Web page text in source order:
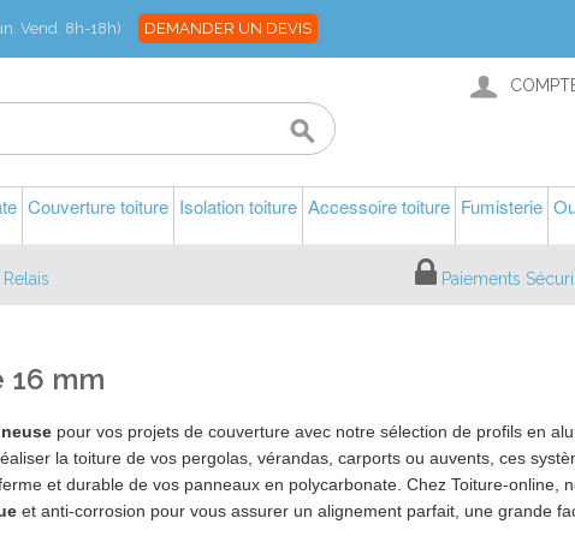
Vend. 8h-18h) DEMANDER UN DEVIS
Couverture toiture Isolation toiture Accessoire toiture Fumisterie
Paiements
16 mm
pour vos projets de couverture avec notre sélection de profils en
la toiture de vos pergolas, vérandas, carports ou auvents, ces
et durable de vos panneaux en polycarbonate. Chez Toiture-online,
et anti-corrosion pour vous assurer un alignement parfait, une grande